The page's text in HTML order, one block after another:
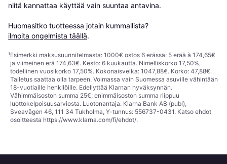
niitä kannattaa käyttää vain suuntaa antavina.
Huomasitko tuotteessa jotain kummallista?
ilmoita ongelmista täällä.
¹Esimerkki maksusuunnitelmasta: 1000€ ostos 6 erässä: 5 erää à 174,65€
ja viimeinen erä 174,63€. Kesto: 6 kuukautta. Nimelliskorko 17,50%,
todellinen vuosikorko 17,50%. Kokonaisvelka: 1047,88€. Korko: 47,88€.
Talletus saattaa olla tarpeen. Voimassa vain Suomessa asuville vähintään
18-vuotiaille henkilöille. Edellyttää Klarnan hyväksynnän.
Vähimmäisoston summa 25€; enimmäisoston summa riippuu
luottokelpoisuusarviosta. Luotonantaja: Klarna Bank AB (publ),
Sveavägen 46, 111 34 Tukholma, Y-tunnus: 556737-0431. Katso ehdot
osoitteesta https://www.klarna.com/fi/ehdot/.